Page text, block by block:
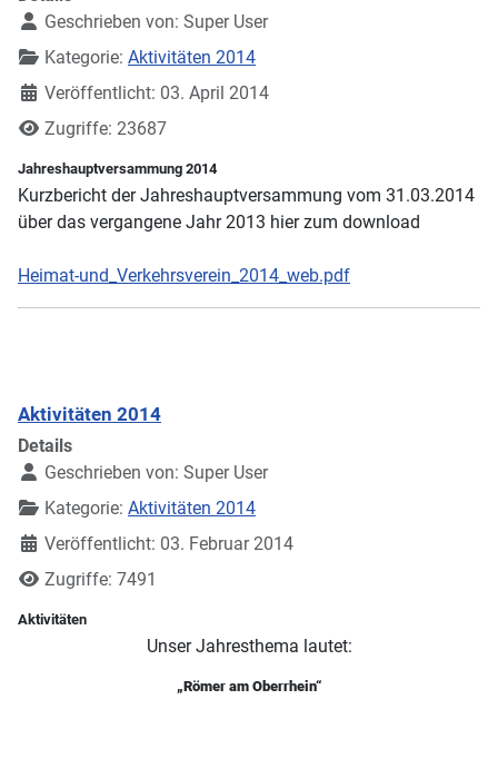
Geschrieben von: Super User
Kategorie: Aktivitäten 2014
Veröffentlicht: 03. April 2014
Zugriffe: 23687
Jahreshauptversammung 2014
Kurzbericht der Jahreshauptversammung vom 31.03.2014
über das vergangene Jahr 2013 hier zum download
Heimat-und_Verkehrsverein_2014_web.pdf
Aktivitäten 2014
Details
Geschrieben von: Super User
Kategorie: Aktivitäten 2014
Veröffentlicht: 03. Februar 2014
Zugriffe: 7491
Aktivitäten
Unser Jahresthema lautet:
„Römer am Oberrhein“